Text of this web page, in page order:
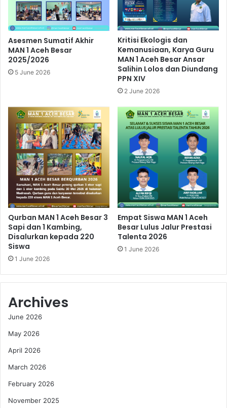
Asesmen Sumatif Akhir
MAN 1 Aceh Besar
2025/2026
5 June 2026
Kritisi Ekologis dan
Kemanusiaan, Karya Guru
MAN 1 Aceh Besar Ansar
Salihin Lolos dan Diundang
PPN XIV
2 June 2026
Qurban MAN 1 Aceh Besar 3
Sapi dan 1 Kambing,
Disalurkan kepada 220
Siswa
1 June 2026
Empat Siswa MAN 1 Aceh
Besar Lulus Jalur Prestasi
Talenta 2026
1 June 2026
Archives
June 2026
May 2026
April 2026
March 2026
February 2026
November 2025